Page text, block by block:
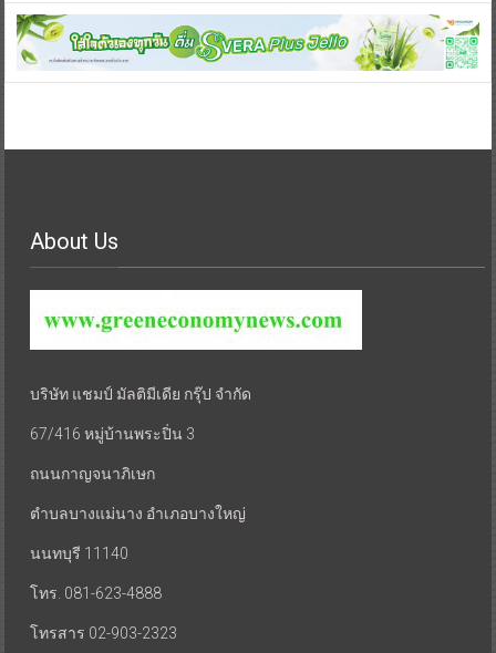
About Us
บริษัท แชมป์ มัลติมีเดีย กรุ๊ป จำกัด
67/416 หมู่บ้านพระปิ่น 3
ถนนกาญจนาภิเษก
ตำบลบางแม่นาง อำเภอบางใหญ่
นนทบุรี 11140
โทร. 081-623-4888
โทรสาร 02-903-2323